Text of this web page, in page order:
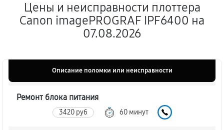
Цены и неисправности плоттера
Canon imagePROGRAF IPF6400 на
07.08.2026
Описание поломки или неисправности
Ремонт блока питания
3420 руб 60 минут